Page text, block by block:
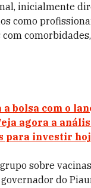
inicialmente
como
com
a bolsa com o
agora a
para investir
sobre
do